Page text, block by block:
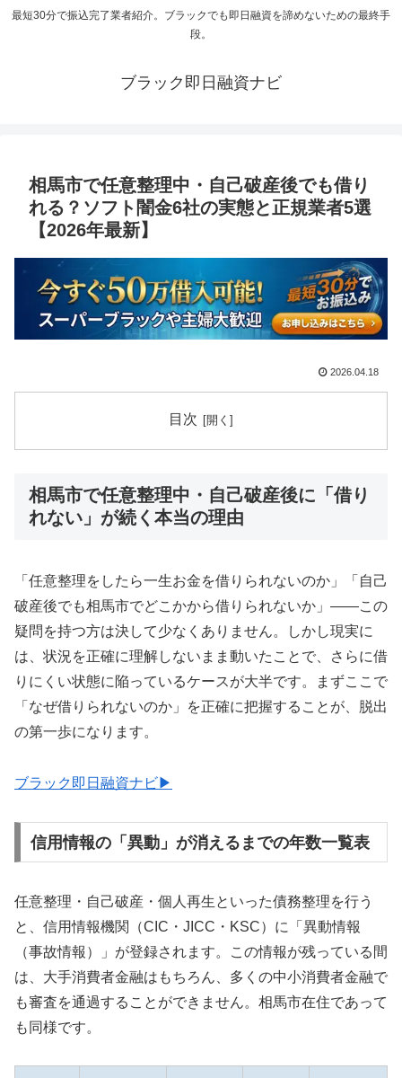
最短30分で振込完了業者紹介。ブラックでも即日融資を諦めないための最終手
段。
ブラック即日融資ナビ
相馬市で任意整理中・自己破産後でも借り
れる？ソフト闇金6社の実態と正規業者5選
【2026年最新】
2026.04.18
目次
相馬市で任意整理中・自己破産後に「借り
れない」が続く本当の理由
「任意整理をしたら一生お金を借りられないのか」「自己
破産後でも相馬市でどこかから借りられないか」——この
疑問を持つ方は決して少なくありません。しかし現実に
は、状況を正確に理解しないまま動いたことで、さらに借
りにくい状態に陥っているケースが大半です。まずここで
「なぜ借りられないのか」を正確に把握することが、脱出
の第一歩になります。
ブラック即日融資ナビ▶
信用情報の「異動」が消えるまでの年数一覧表
任意整理・自己破産・個人再生といった債務整理を行う
と、信用情報機関（CIC・JICC・KSC）に「異動情報
（事故情報）」が登録されます。この情報が残っている間
は、大手消費者金融はもちろん、多くの中小消費者金融で
も審査を通過することができません。相馬市在住であって
も同様です。